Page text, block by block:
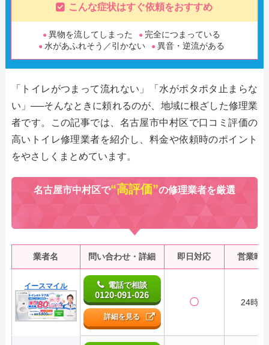
こんな症状はすぐ依頼をおすすめ
異物を流してしまった
完全につまっている
水があふれそう／引かない
異音・逆流がある
「トイレがつまって流れない」「水がポタポタ止まらな
い」──そんなときに頼れるのが、地域に根ざした修理業
者です。この記事では、名古屋市中村区で口コミ評価の
高いトイレ修理業者を紹介し、料金や依頼時のポイント
をやさしくまとめています。
名古屋市中村区で“高評価”の修理業者を厳選
業者名 問い合わせ・詳細 即日対応 営業時
イースマイル 電話で相談
0120-091-026
詳細を見る
〇 24時間